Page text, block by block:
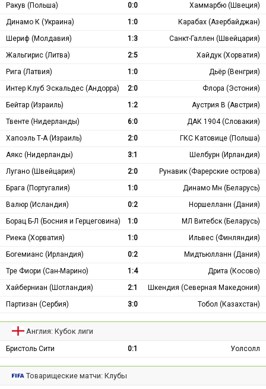
Ракув (Польша)
0:0
Хаммарбю (Швеция)
Динамо К (Украина)
1:0
Карабах (Азербайджан)
Шериф (Молдавия)
1:3
Санкт-Галлен (Швейцария)
Жальгирис (Литва)
2:5
Хайдук (Хорватия)
Рига (Латвия)
1:0
Дьёр (Венгрия)
Интер Клуб Эскальдес (Андорра)
2:0
Флора (Эстония)
Бейтар (Израиль)
1:2
Аустрия В (Австрия)
Твенте (Нидерланды)
6:0
ДАК 1904 (Словакия)
Хапоэль Т-А (Израиль)
2:0
ГКС Катовице (Польша)
Аякс (Нидерланды)
3:1
Шелбурн (Ирландия)
Лугано (Швейцария)
2:0
Рунавик (Фарерские острова)
Брага (Португалия)
1:0
Динамо Мн (Беларусь)
Валюр (Исландия)
0:2
Норшелланн (Дания)
Борац Б-Л (Босния и Герцеговина)
1:0
МЛ Витебск (Беларусь)
Риека (Хорватия)
1:0
Ильвес (Финляндия)
Богемианс (Ирландия)
0:2
Мидтьюлланн (Дания)
Тре Фиори (Сан-Марино)
1:4
Дрита (Косово)
Хайберниан (Шотландия)
2:1
Шкендия (Северная Македония)
Партизан (Сербия)
3:0 Тобол (Казахстан)
Англия: Кубок лиги
Бристоль Сити 0:1 Уолсолл
Товарищеские матчи: Клубы